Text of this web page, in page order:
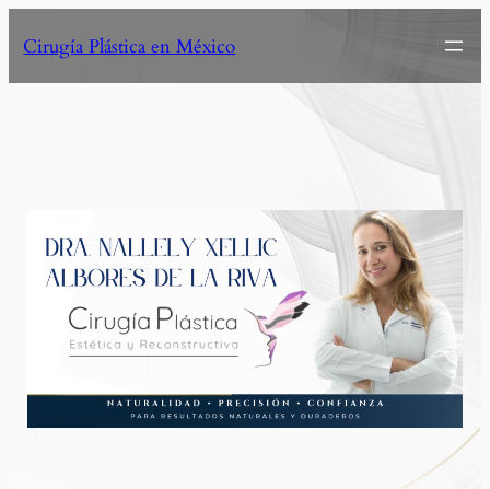
Cirugía Plástica en México